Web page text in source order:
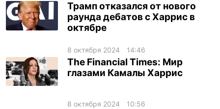
Трамп отказался от нового
раунда дебатов с Харрис в
октябре
8 октября 2024 14:46
The Financial Times: Мир
глазами Камалы Харрис
8 октября 2024 10:56